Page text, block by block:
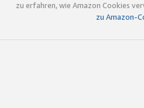
zu erfahren, wie Amazon Cookies
zu Amazon-